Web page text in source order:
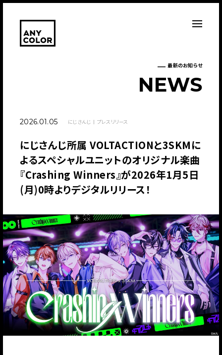
最新のお知らせ
NEWS
2026.01.05 にじさんじ プレスリリース
にじさんじ所属 VOLTACTIONと3SKMに
よるスペシャルユニットのオリジナル楽曲
『Crashing Winners』が2026年1月5日
(月)0時よりデジタルリリース！